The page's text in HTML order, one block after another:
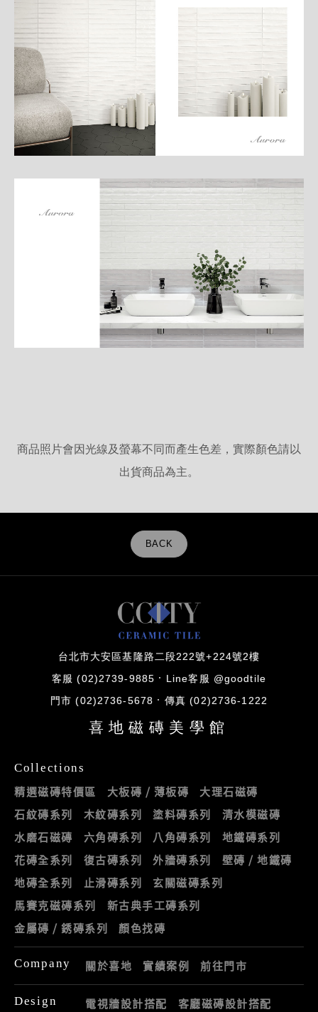
商品照片會因光線及螢幕不同而產生色差，實際顏色請以
出貨商品為主。
BACK
台北市大安區基隆路二段222號+224號2樓
客服 (02)2739-9885 Line客服 @goodtile
門市 (02)2736-5678 傳真 (02)2736-1222
喜地磁磚美學館
Collections
精選磁磚特價區 大板磚 / 薄板磚
大理石磁磚
石紋磚系列
木紋磚系列 塗料磚系列
清水模磁磚
水磨石磁磚
六角磚系列 八角磚系列
地鐵磚系列
花磚全系列
復古磚系列 外牆磚系列
壁磚 / 地鐵磚
地磚全系列
止滑磚系列
玄關磁磚系列
馬賽克磁磚系列
新古典手工磚系列
金屬磚 / 銹磚系列
顏色找磚
Company 關於喜地 實績案例 前往門市
Design 電視牆設計搭配 客廳磁磚設計搭配